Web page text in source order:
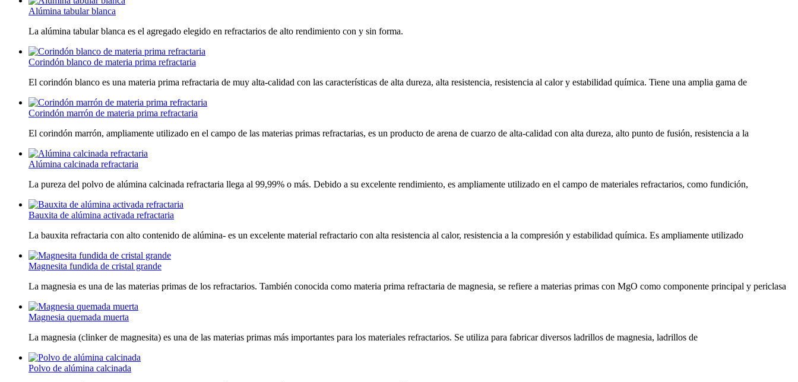
Alúmina tabular blanca
La alúmina tabular blanca es el agregado elegido en refractarios de alto rendimiento con y sin forma.
Corindón blanco de materia prima refractaria
El corindón blanco es una materia prima refractaria de muy alta-calidad con las características de alta dureza, alta resistencia, resistencia al calor y estabilidad química. Tiene una amplia gama de
Corindón marrón de materia prima refractaria
El corindón marrón, ampliamente utilizado en el campo de las materias primas refractarias, es un producto de arena de cuarzo de alta-calidad con alta dureza, alto punto de fusión, resistencia a la
Alúmina calcinada refractaria
La pureza del polvo de alúmina calcinada refractaria llega al 99,99% o más. Debido a su excelente rendimiento, es ampliamente utilizado en el campo de materiales refractarios, como fundición,
Bauxita de alúmina activada refractaria
La bauxita refractaria con alto contenido de alúmina- es un excelente material refractario con alta resistencia al calor, resistencia a la compresión y estabilidad química. Es ampliamente utilizado
Magnesita fundida de cristal grande
La magnesia es una de las materias primas de los refractarios. También conocida como materia prima refractaria de magnesia, se refiere a materias primas con MgO como componente principal y periclasa
Magnesia quemada muerta
La magnesia (clinker de magnesita) es una de las materias primas más importantes para los materiales refractarios. Se utiliza para fabricar diversos ladrillos de magnesia, ladrillos de
Polvo de alúmina calcinada